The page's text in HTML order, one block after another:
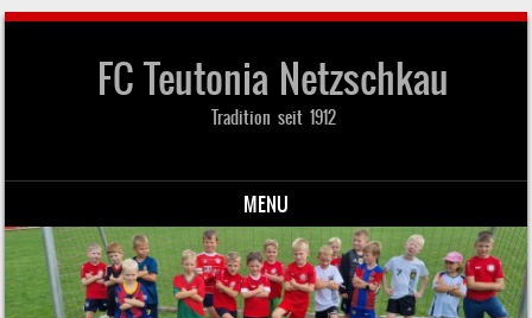
FC Teutonia Netzschkau
Tradition seit 1912
MENU
Skip to content